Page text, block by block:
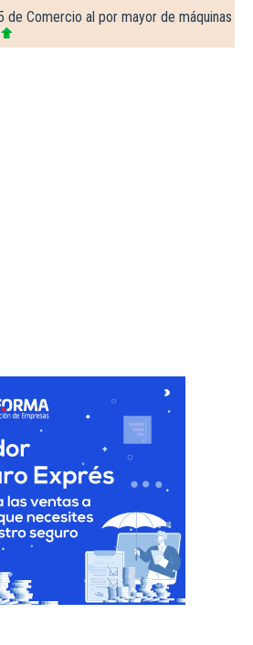
de Comercio al por mayor de máquinas